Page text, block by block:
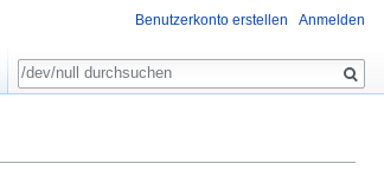
Benutzerkonto erstellen Anmelden
Suche